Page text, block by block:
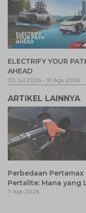
ELECTRIFY YOUR
AHEAD
30 Jul 2026 - 31 Ags 2026
ARTIKEL LAINNYA
Perbedaan Pertamax
Pertalite: Mana yang
Baik untuk Mobil
7 Ags 2026